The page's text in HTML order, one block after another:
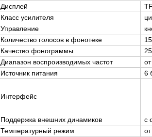
Дисплей
Класс усилителя
Управление
Количество голосов в фонотеке
Качество фонограммы
Диапазон воспроизводимых частот
Источник питания
6
Интерфейс
Поддержка внешних динамиков
с
Температурный режим